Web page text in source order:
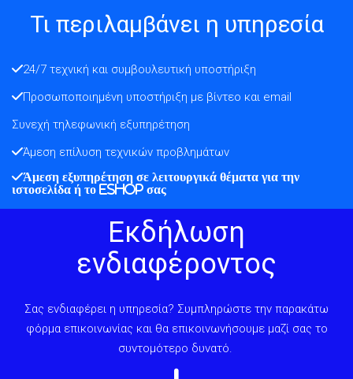
Τι περιλαμβάνει η υπηρεσία
24/7 τεχνική και συμβουλευτική υποστήριξη
Προσωποποιημένη υποστήριξη με βίντεο και email
Συνεχή τηλεφωνική εξυπηρέτηση
Άμεση επίλυση τεχνικών προβλημάτων
Άμεση εξυπηρέτηση σε λειτουργικά θέματα για την
ιστοσελίδα ή το eshop σας
Εκδήλωση
ενδιαφέροντος
Σας ενδιαφέρει η υπηρεσία? Συμπληρώστε την παρακάτω
φόρμα επικοινωνίας και θα επικοινωνήσουμε μαζί σας το
συντομότερο δυνατό.